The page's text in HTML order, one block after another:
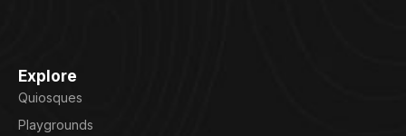
Explore
Quiosques
Playgrounds